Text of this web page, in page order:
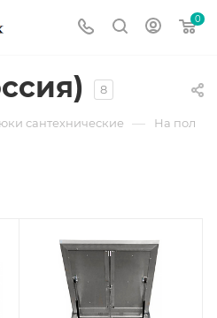
0
8
сантехнические — На пол